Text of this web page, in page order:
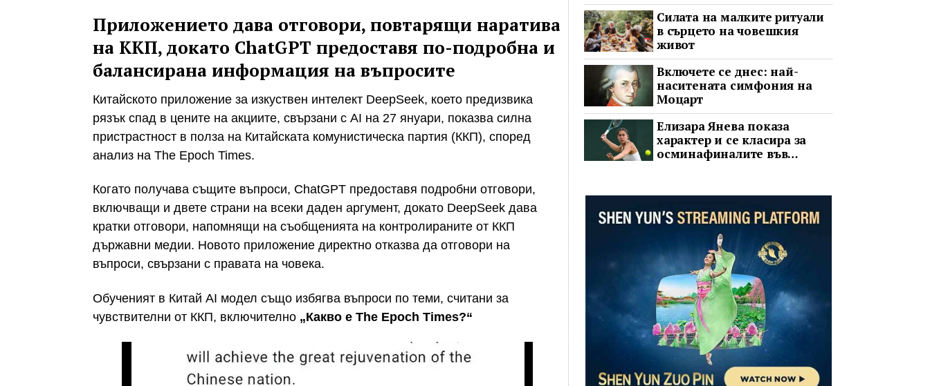
Приложението дава отговори, повтарящи наратива
на ККП, докато ChatGPT предоставя по-подробна и
балансирана информация на въпросите
Китайското приложение за изкуствен интелект DeepSeek, което предизвика
рязък спад в цените на акциите, свързани с AI на 27 януари, показва силна
пристрастност в полза на Китайската комунистическа партия (ККП), според
анализ на The Epoch Times.
Когато получава същите въпроси, ChatGPT предоставя подробни отговори,
включващи и двете страни на всеки даден аргумент, докато DeepSeek дава
кратки отговори, напомнящи на съобщенията на контролираните от ККП
държавни медии. Новото приложение директно отказва да отговори на
въпроси, свързани с правата на човека.
Обученият в Китай AI модел също избягва въпроси по теми, считани за
чувствителни от ККП, включително „Какво е The Epoch Times?“
Силата на малките ритуали
в сърцето на човешкия
живот
Включете се днес: най-
наситената симфония на
Моцарт
Елизара Янева показа
характер и се класира за
осминафиналите във